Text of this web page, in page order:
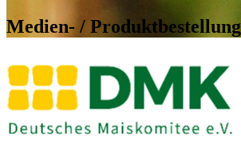
Medien- / Produktbestellung